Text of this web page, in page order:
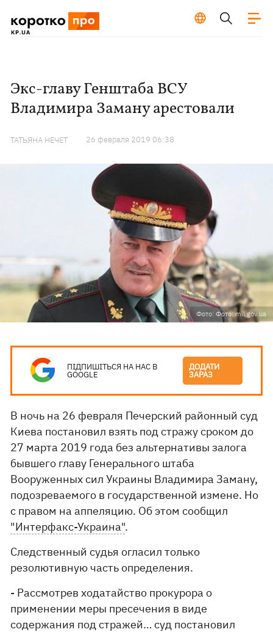
Экс-главу Генштаба ВСУ
Владимира Заману арестовали
ТАТЬЯНА НЕЧЕТ 26 февраля 2019 06:38
Фото: Фото: mil.gov.ua
ПІДПИШІТЬСЯ НА НАС В
GOOGLE
ДОДАТИ
ЗАРАЗ
В ночь на 26 февраля Печерский районный суд
Киева постановил взять под стражу сроком до
27 марта 2019 года без альтернативы залога
бывшего главу Генерального штаба
Вооруженных сил Украины Владимира Заману,
подозреваемого в государственной измене. Но
с правом на аппеляцию. Об этом сообщил
"Интерфакс-Украина".
Следственный судья огласил только
резолютивную часть определения.
- Рассмотрев ходатайство прокурора о
применении меры пресечения в виде
содержания под стражей… суд постановил